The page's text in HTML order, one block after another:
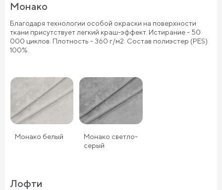
Монако
Благодаря технологии особой окраски на поверхности
ткани присутствует легкий краш-эффект. Истирание - 50
000 циклов. Плотность - 360 г/м2. Состав полиэстер (PES)
100%.
Монако белый
Монако светло-
серый
Лофти